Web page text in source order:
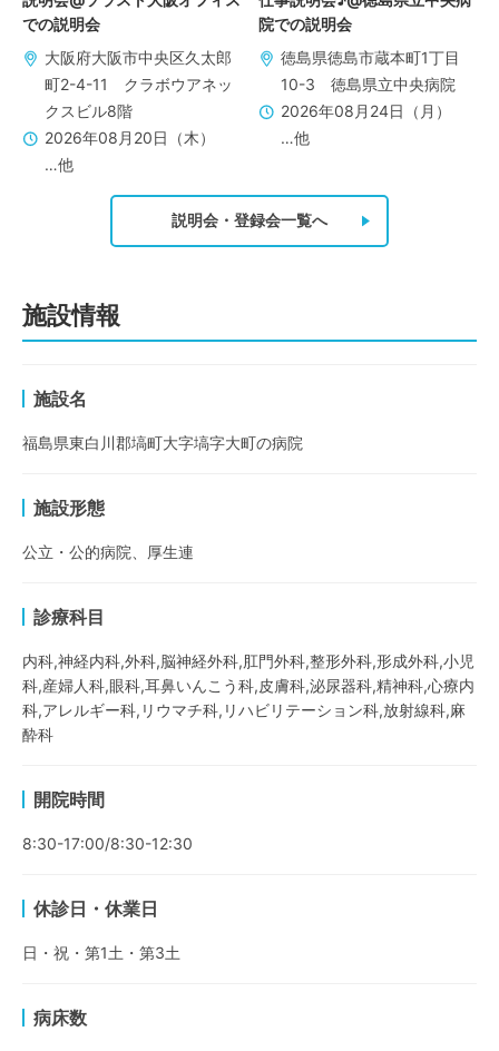
での説明会
大阪府大阪市中央区久太郎
町2-4-11 クラボウアネッ
クスビル8階
2026年08月20日（木）
…他
院での説明会
徳島県徳島市蔵本町1丁目
10-3 徳島県立中央病院
2026年08月24日（月）
…他
説明会・登録会一覧へ
施設情報
施設名
福島県東白川郡塙町大字塙字大町の病院
施設形態
公立・公的病院、厚生連
診療科目
内科,神経内科,外科,脳神経外科,肛門外科,整形外科,形成外科,小児
科,産婦人科,眼科,耳鼻いんこう科,皮膚科,泌尿器科,精神科,心療内
科,アレルギー科,リウマチ科,リハビリテーション科,放射線科,麻
酔科
開院時間
8:30-17:00/8:30-12:30
休診日・休業日
日・祝・第1土・第3土
病床数